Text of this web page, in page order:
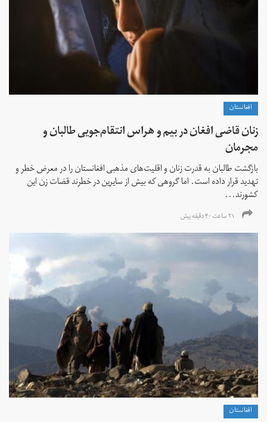
افغانستان
زنان قاضی افغان در بیم و هراس انتقام‌جویی طالبان و
مجرمان
بازگشت طالبان به قدرت زنان و اقلیت‌های مذهبی افغانستان را در معرض خطر و
تهدید قرار داده است. اما گروهی که بیش از سایرین در خطرند قضات زن این
کشورند...
۲۱ ساعت ۴۰ دقیقه پیش
افغانستان